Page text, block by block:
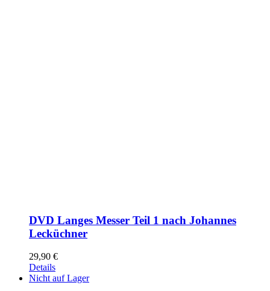
DVD Langes Messer Teil 1 nach Johannes
Lecküchner
29,90 €
Details
Nicht auf Lager